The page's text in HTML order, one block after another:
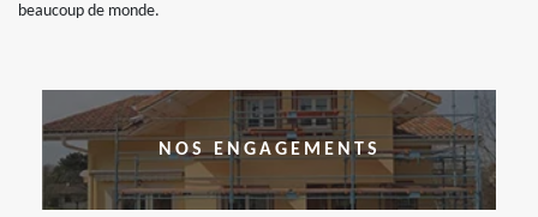
beaucoup de monde.
NOS ENGAGEMENTS